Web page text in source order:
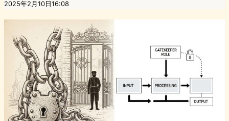
2025年2月10日16:08